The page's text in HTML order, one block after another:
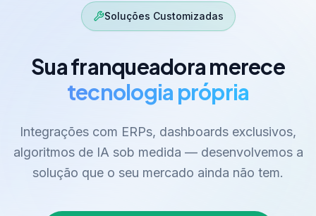
Soluções Customizadas
Sua franqueadora merece
tecnologia própria
Integrações com ERPs, dashboards exclusivos,
algoritmos de IA sob medida — desenvolvemos a
solução que o seu mercado ainda não tem.